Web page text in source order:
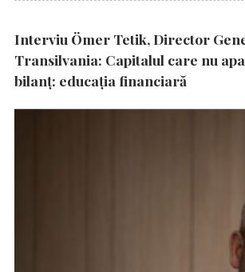
Interviu Ömer Tetik, Director
Transilvania: Capitalul care nu
bilanț: educația financiară